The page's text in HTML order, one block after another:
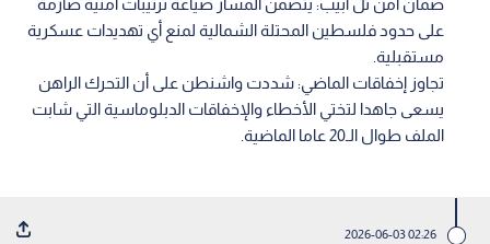
ضمان أمن تل أبيب: يتضمن المسار صياغة ترتيبات أمنية صارمة
على حدود فلسطين المحتلة الشمالية لمنع أي تهديدات عسكرية
مستقبلية.
تجاوز إخفاقات الماضي: شددت واشنطن على أن التحرك الراهن
يسعى جاهدا لتختي الأخطاء والإخفاقات الدبلوماسية التي شابت
الملف طوال الـ20 عاما الماضية.
02:26 2026-06-03